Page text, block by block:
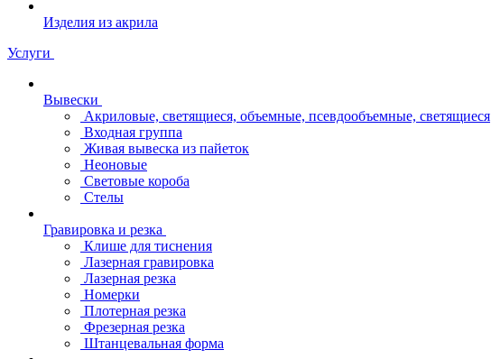
Изделия из акрила
Услуги
Вывески
Акриловые, светящиеся, объемные, псевдообъемные, светящиеся
Входная группа
Живая вывеска из пайеток
Неоновые
Световые короба
Стелы
Гравировка и резка
Клише для тиснения
Лазерная гравировка
Лазерная резка
Номерки
Плотерная резка
Фрезерная резка
Штанцевальная форма